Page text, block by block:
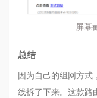
屏幕
总结
因为自己的组网方式
线拆了下来。这款路